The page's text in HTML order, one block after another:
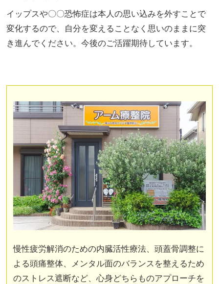
イップスや〇〇恐怖症は本人の思い込みを外すことで
変化するので、自分を変えることなく思いのままに突
き進んでください。今後のご活躍期待しています。
慢性疲労解消のための内臓活性療法、頭蓋骨調整に
よる頭痛整体、メンタル面のバランスを整えるため
のストレス遮断など、心身どちらものアプローチを